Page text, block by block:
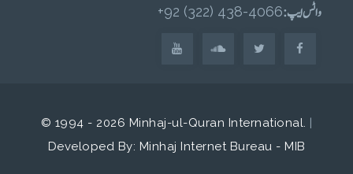
واٹس ایپ :4066-438 (322) 92+
© 1994 - 2026 Minhaj-ul-Quran International.
|
Developed By: Minhaj Internet Bureau - MIB